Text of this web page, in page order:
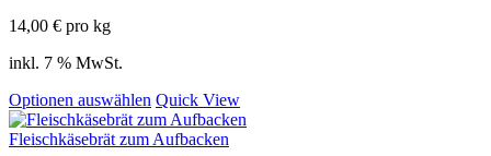
14,00 € pro kg
inkl. 7 % MwSt.
Optionen auswählen Quick View
Fleischkäsebrät zum Aufbacken